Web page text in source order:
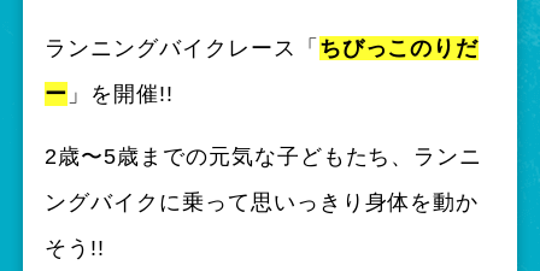
ランニングバイクレース「 ちびっこのりだ
ー 」を開催!!
2歳〜5歳までの元気な子どもたち、ランニ
ングバイクに乗って思いっきり身体を動か
そう!!